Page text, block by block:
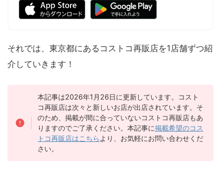
それでは、東京都にあるコストコ再販店を1店舗ずつ紹
介していきます！
本記事は2026年1月26日に更新しています。コスト
コ再販店は次々と新しいお店が出店されています。そ
のため、掲載が間に合っていないコストコ再販店もあ
りますのでご了承ください。本記事に掲載希望のコス
トコ再販店はこちら より、お気軽にお問い合わせくだ
さい。